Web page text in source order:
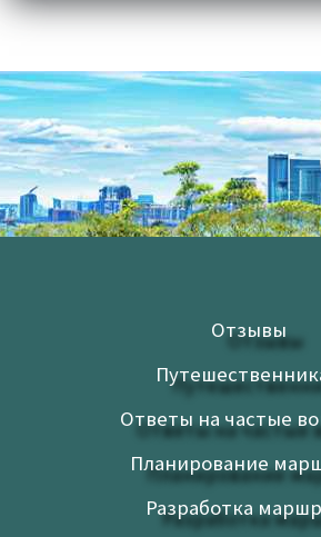
Отзывы
Ответы на частые
Планирование
Разработка